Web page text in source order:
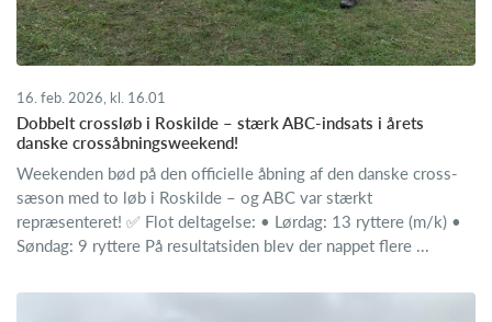
16. feb. 2026, kl. 16.01
Dobbelt crossløb i Roskilde – stærk ABC-indsats i årets
danske crossåbningsweekend!
Weekenden bød på den officielle åbning af den danske cross-
sæson med to løb i Roskilde – og ABC var stærkt
repræsenteret! ✅ Flot deltagelse: • Lørdag: 13 ryttere (m/k) •
Søndag: 9 ryttere På resultatsiden blev der nappet flere ...